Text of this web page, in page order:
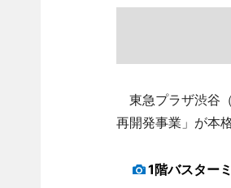
東急プラザ渋谷
再開発事業」が本
1階バスター